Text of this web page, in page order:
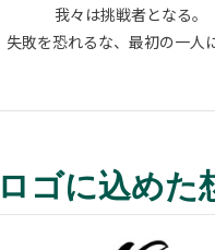
我々は挑戦者となる。
失敗を恐れるな、最初の一人
ロゴに込めた